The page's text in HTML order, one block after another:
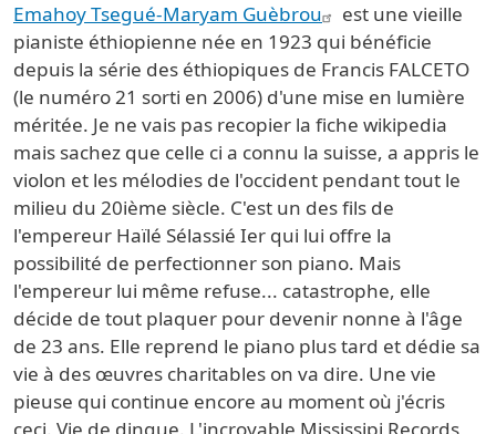
Emahoy Tsegué-Maryam Guèbrou
est une vieille
pianiste éthiopienne née en 1923 qui bénéficie
depuis la série des éthiopiques de Francis FALCETO
(le numéro 21 sorti en 2006) d'une mise en lumière
méritée. Je ne vais pas recopier la fiche wikipedia
mais sachez que celle ci a connu la suisse, a appris le
violon et les mélodies de l'occident pendant tout le
milieu du 20ième siècle. C'est un des fils de
l'empereur Haïlé Sélassié Ier qui lui offre la
possibilité de perfectionner son piano. Mais
l'empereur lui même refuse... catastrophe, elle
décide de tout plaquer pour devenir nonne à l'âge
de 23 ans. Elle reprend le piano plus tard et dédie sa
vie à des œuvres charitables on va dire. Une vie
pieuse qui continue encore au moment où j'écris